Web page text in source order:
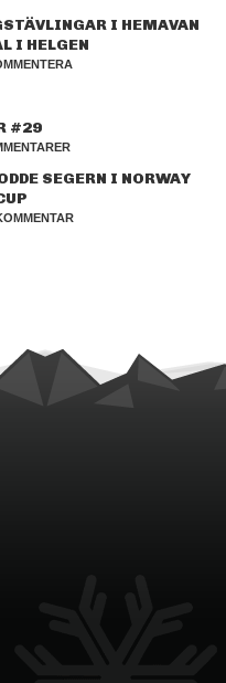
I HEMAVAN
I HELGEN
#29
SEGERN I NORWAY